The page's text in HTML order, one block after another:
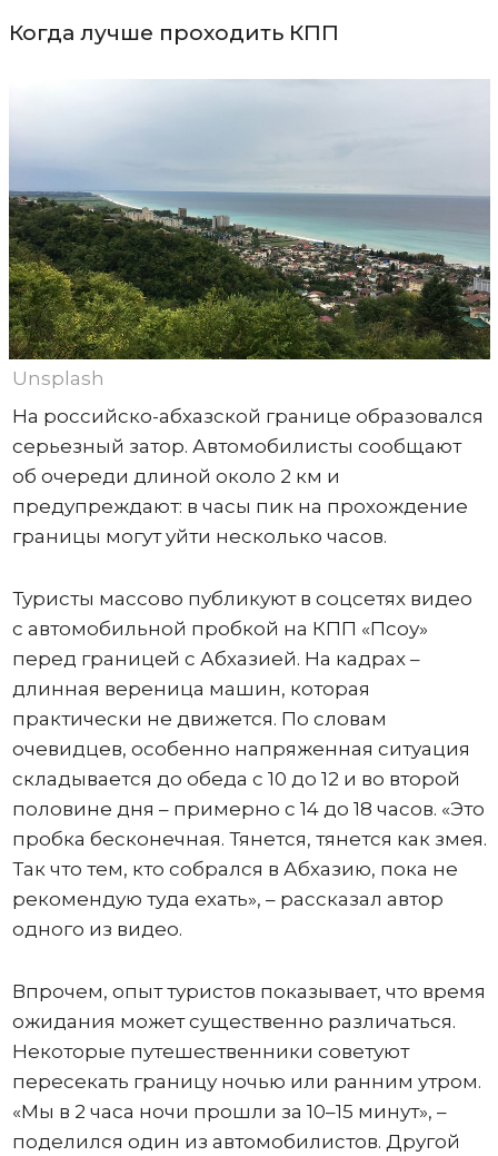
Когда лучше проходить КПП
Unsplash
На российско-абхазской границе образовался
серьезный затор. Автомобилисты сообщают
об очереди длиной около 2 км и
предупреждают: в часы пик на прохождение
границы могут уйти несколько часов.
Туристы массово публикуют в соцсетях видео
с автомобильной пробкой на КПП «Псоу»
перед границей с Абхазией. На кадрах –
длинная вереница машин, которая
практически не движется. По словам
очевидцев, особенно напряженная ситуация
складывается до обеда с 10 до 12 и во второй
половине дня – примерно с 14 до 18 часов. «Это
пробка бесконечная. Тянется, тянется как змея.
Так что тем, кто собрался в Абхазию, пока не
рекомендую туда ехать», – рассказал автор
одного из видео.
Впрочем, опыт туристов показывает, что время
ожидания может существенно различаться.
Некоторые путешественники советуют
пересекать границу ночью или ранним утром.
«Мы в 2 часа ночи прошли за 10–15 минут», –
поделился один из автомобилистов. Другой